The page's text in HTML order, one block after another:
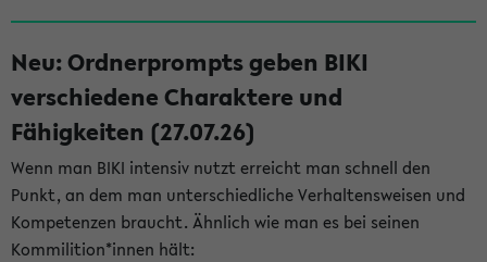
Neu: Ordnerprompts geben BIKI
verschiedene Charaktere und
Fähigkeiten (27.07.26)
Wenn man BIKI intensiv nutzt erreicht man schnell den
Punkt, an dem man unterschiedliche Verhaltensweisen und
Kompetenzen braucht. Ähnlich wie man es bei seinen
Kommilition*innen hält: